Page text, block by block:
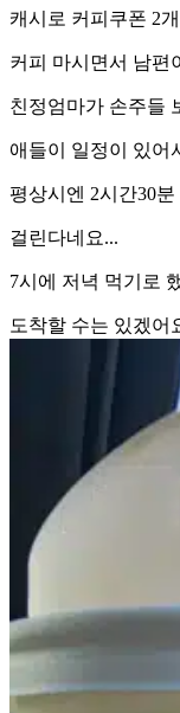
캐시로 커피쿠폰 2
커피 마시면서 남편
친정엄마가 손주들
애들이 일정이 있어
평상시엔 2시간30
걸린다네요...
7시에 저녁 먹기로
도착할 수는 있겠어